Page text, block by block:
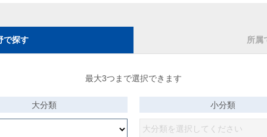
で探す 所属
最大3つまで選択できます
大分類 小分類